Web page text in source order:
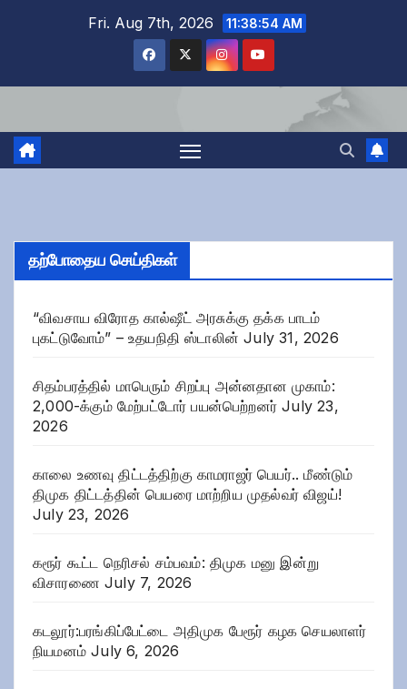
Fri. Aug 7th, 2026 11:38:55 AM
தற்போதைய செய்திகள்
“விவசாய விரோத கால்ஷீட் அரசுக்கு தக்க பாடம்
புகட்டுவோம்” – உதயநிதி ஸ்டாலின் July 31, 2026
சிதம்பரத்தில் மாபெரும் சிறப்பு அன்னதான முகாம்:
2,000-க்கும் மேற்பட்டோர் பயன்பெற்றனர் July 23,
2026
காலை உணவு திட்டத்திற்கு காமராஜர் பெயர்.. மீண்டும்
திமுக திட்டத்தின் பெயரை மாற்றிய முதல்வர் விஜய்!
July 23, 2026
கரூர் கூட்ட நெரிசல் சம்பவம்: திமுக மனு இன்று
விசாரணை July 7, 2026
கடலூர்:பரங்கிப்பேட்டை அதிமுக பேரூர் கழக செயலாளர்
நியமனம் July 6, 2026